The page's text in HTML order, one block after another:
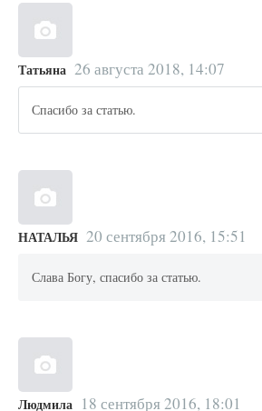
Татьяна 26 августа 2018, 14:07
Спасибо за статью.
НАТАЛЬЯ 20 сентября 2016, 15:51
Слава Богу, спасибо за статью.
Людмила 18 сентября 2016, 18:01